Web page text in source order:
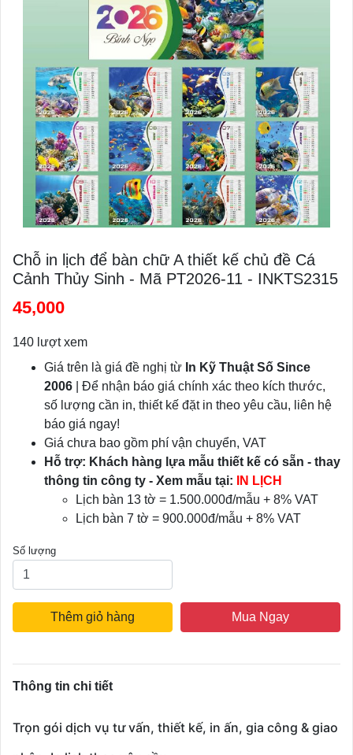
Chỗ in lịch để bàn chữ A thiết kế chủ đề Cá
Cảnh Thủy Sinh - Mã PT2026-11 - INKTS2315
45,000
140 lượt xem
Giá trên là giá đề nghị từ In Kỹ Thuật Số Since
2006 | Để nhận báo giá chính xác theo kích thước,
số lượng cần in, thiết kế đặt in theo yêu cầu, liên hệ
báo giá ngay!
Giá chưa bao gồm phí vận chuyển, VAT
Hỗ trợ: Khách hàng lựa mẫu thiết kế có sẵn - thay
thông tin công ty - Xem mẫu tại:
IN LỊCH
Lịch bàn 13 tờ = 1.500.000đ/mẫu + 8% VAT
Lịch bàn 7 tờ = 900.000đ/mẫu + 8% VAT
Số lượng
Thêm giỏ hàng Mua Ngay
Thông tin chi tiết
Trọn gói dịch vụ tư vấn, thiết kế, in ấn, gia công & giao